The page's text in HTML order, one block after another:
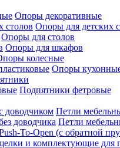
Опоры декоративные
Опоры для детских
Опоры для столов
Опоры для шкафов
колесные
Опоры
Подпятники фетровые
Петли
Петли